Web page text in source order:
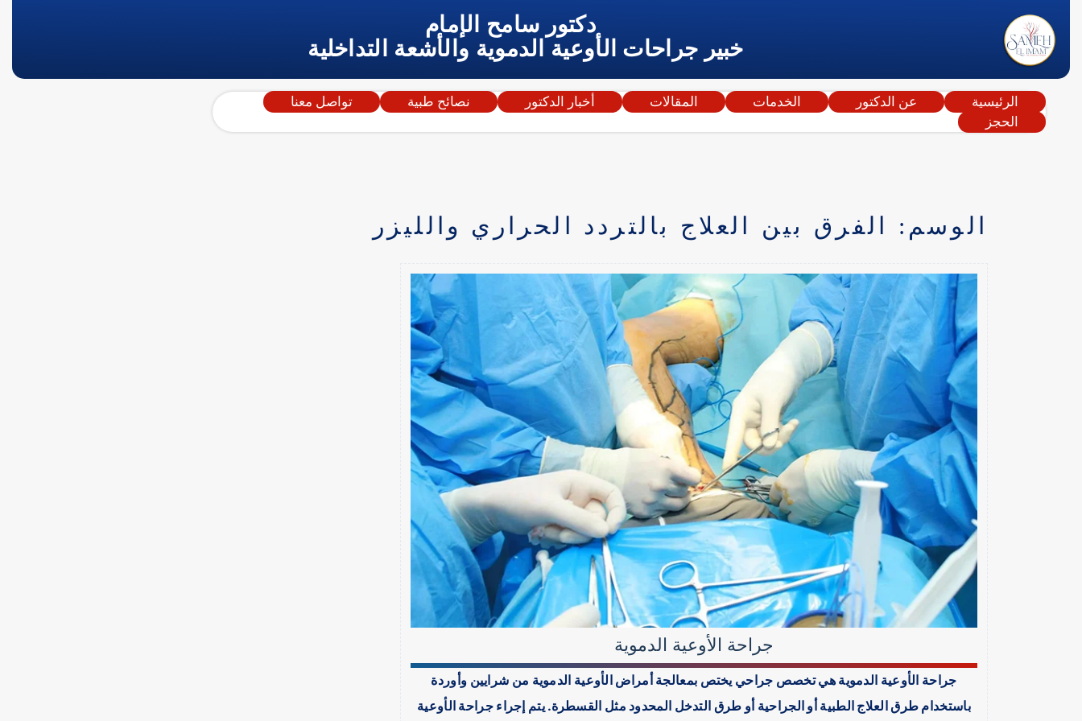
دكتور سامح الإمام
خبير جراحات الأوعية الدموية والأشعة التداخلية
الرئيسية عن الدكتور الخدمات المقالات أخبار الدكتور نصائح طبية
تواصل معنا
الحجز
الوسم: الفرق بين العلاج بالتردد الحراري والليزر
جراحة الأوعية الدموية
جراحة الأوعية الدموية هي تخصص جراحي يختص بمعالجة أمراض الأوعية الدموية من شرايين وأوردة
باستخدام طرق العلاج الطبية أو الجراحية أو طرق التدخل المحدود مثل القسطرة. يتم إجراء جراحة الأوعية